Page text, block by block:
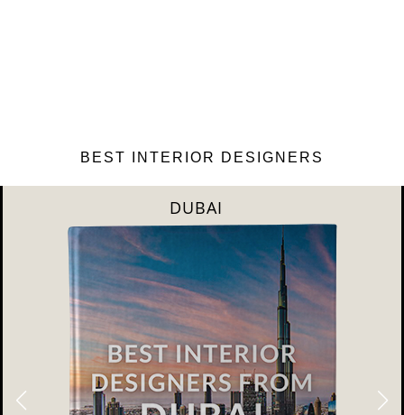
BEST INTERIOR DESIGNERS
RIYAHD